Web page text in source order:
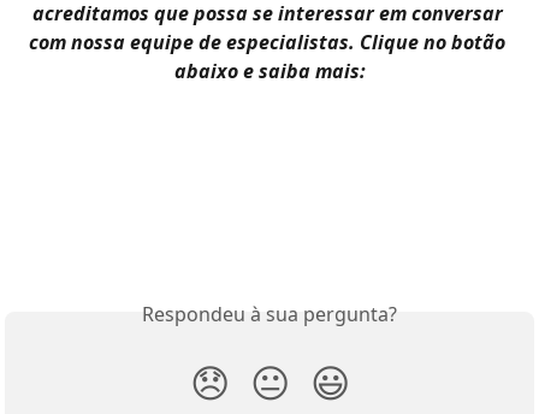
acreditamos que possa se interessar em conversar
com nossa equipe de especialistas. Clique no botão
abaixo e saiba mais:
Respondeu à sua pergunta?
😞 😐 😃